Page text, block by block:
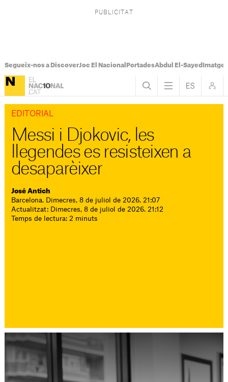
Segueix-nos a DiscoverJoc El Nacional PortadesAbdul El-Sayed
EDITORIAL
Messi i Djokovic, les
llegendes es resisteixen a
desaparèixer
José Antich
Barcelona. Dimecres, 8 de juliol de 2026. 21:07
Actualitzat: Dimecres, 8 de juliol de 2026. 21:12
Temps de lectura: 2 minuts